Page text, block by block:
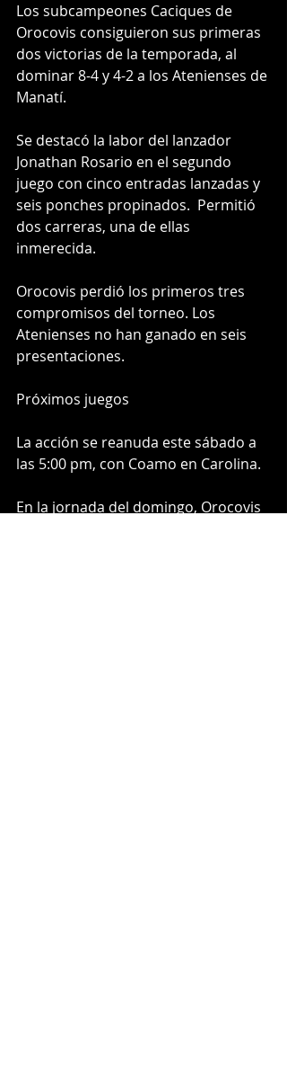
Los subcampeones Caciques de
Orocovis consiguieron sus primeras
dos victorias de la temporada, al
dominar 8-4 y 4-2 a los Atenienses de
Manatí.
Se destacó la labor del lanzador
Jonathan Rosario en el segundo
juego con cinco entradas lanzadas y
seis ponches propinados.  Permitió
dos carreras, una de ellas
inmerecida.
Orocovis perdió los primeros tres
compromisos del torneo. Los
Atenienses no han ganado en seis
presentaciones.
Próximos juegos
La acción se reanuda este sábado a
las 5:00 pm, con Coamo en Carolina.
En la jornada del domingo, Orocovis